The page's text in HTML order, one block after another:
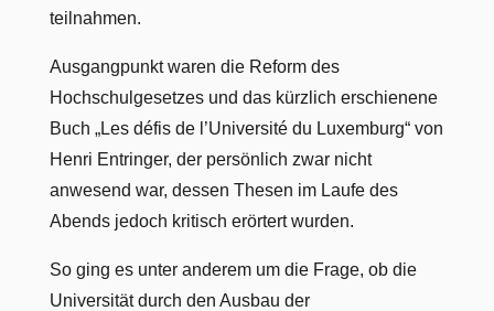
teilnahmen.
Ausgangpunkt waren die Reform des
Hochschulgesetzes und das kürzlich erschienene
Buch „Les défis de l’Université du Luxemburg“ von
Henri Entringer, der persönlich zwar nicht
anwesend war, dessen Thesen im Laufe des
Abends jedoch kritisch erörtert wurden.
So ging es unter anderem um die Frage, ob die
Universität durch den Ausbau der